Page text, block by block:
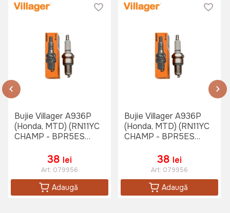
Bujie Villager A936P
(Honda, MTD) (RN11YC
CHAMP - BPR5ES
38 lei
Art: 079956
Adaugă
Bujie Villager A936P
(Honda, MTD) (RN11YC
CHAMP - BPR5ES
38 lei
Art: 079956
Adaugă